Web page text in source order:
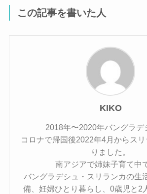
この記事を書いた人
KIKO
2018年〜2020年バングラデ
コロナで帰国後2022年4月からス
りました。
南アジアで姉妹子育て中
バングラデシュ・スリランカの生
備、妊婦ひとり暮らし、0歳児と2